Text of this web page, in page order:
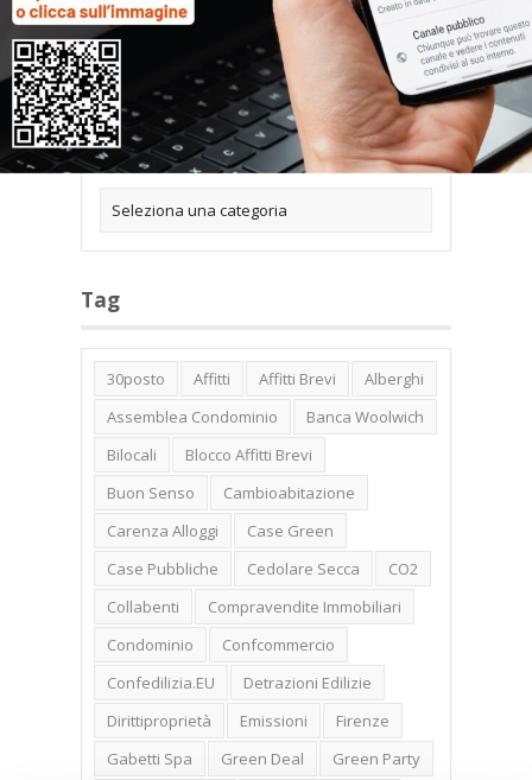
Categorie
Tag
30posto Affitti Affitti Brevi
Alberghi
Assemblea Condominio
Banca Woolwich
Bilocali
Blocco Affitti Brevi
Buon Senso
Cambioabitazione
Carenza Alloggi
Case Green
Case Pubbliche
Cedolare Secca
CO2
Collabenti
Compravendite Immobiliari
Condominio
Confcommercio
Confedilizia.EU
Detrazioni Edilizie
Dirittiproprietà
Emissioni
Firenze
Gabetti Spa
Green Deal
Green Party